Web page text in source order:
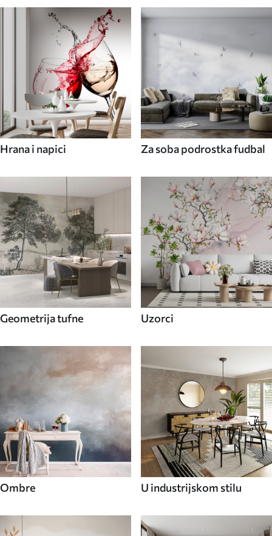
Hrana i napici Za soba podrostka fudbal
Geometrija tufne Uzorci
Ombre U industrijskom stilu